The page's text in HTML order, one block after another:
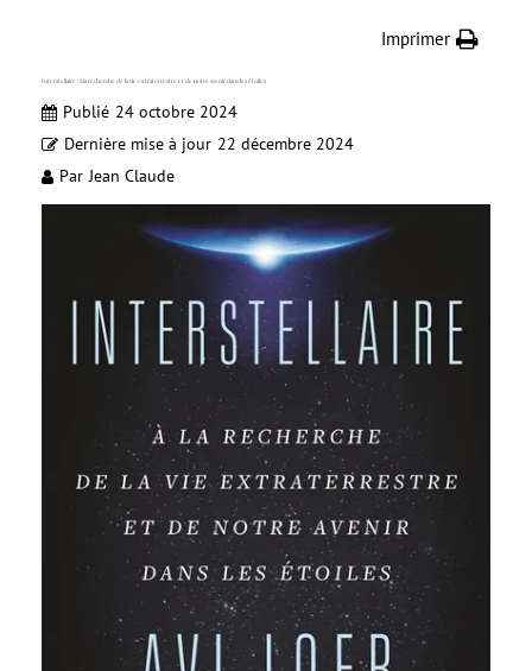
Imprimer
Interstellaire : à la recherche de la vie extraterrestre et de notre avenir dans les étoiles
Publié 24 octobre 2024
Dernière mise à jour 22 décembre 2024
Par Jean Claude